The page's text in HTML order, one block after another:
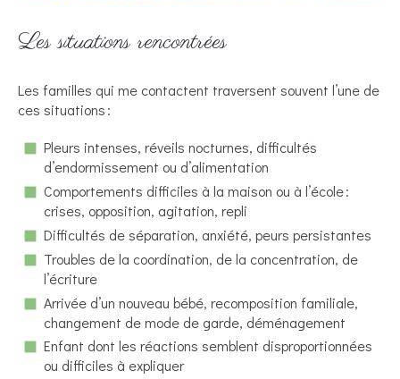
Les situations rencontrées
Les familles qui me contactent traversent souvent l’une de
ces situations :
Pleurs intenses, réveils nocturnes, difficultés
d’endormissement ou d’alimentation
Comportements difficiles à la maison ou à l’école :
crises, opposition, agitation, repli
Difficultés de séparation, anxiété, peurs persistantes
Troubles de la coordination, de la concentration, de
l’écriture
Arrivée d’un nouveau bébé, recomposition familiale,
changement de mode de garde, déménagement
Enfant dont les réactions semblent disproportionnées
ou difficiles à expliquer